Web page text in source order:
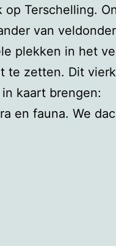
Terschelling.
van
plekken in het
te zetten. Dit
kaart brengen:
en fauna. We